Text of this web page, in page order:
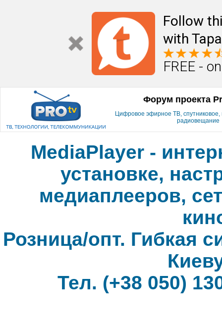
Follow
with
FREE -
Форум проекта
Цифровое эфирное ТВ, спутниковое,
радиовещание
MediaPlayer -
установке,
медиаплееров,
Розница/опт. Гибкая
Тел. (+38 050)